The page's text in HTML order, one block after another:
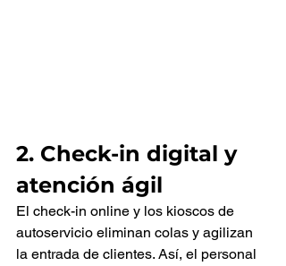
2. Check-in digital y
atención ágil
El check-in online y los kioscos de
autoservicio eliminan colas y agilizan
la entrada de clientes. Así, el personal